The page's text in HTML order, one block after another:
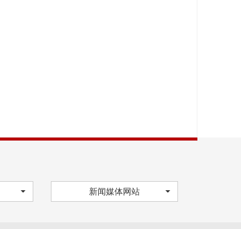
新闻媒体网站